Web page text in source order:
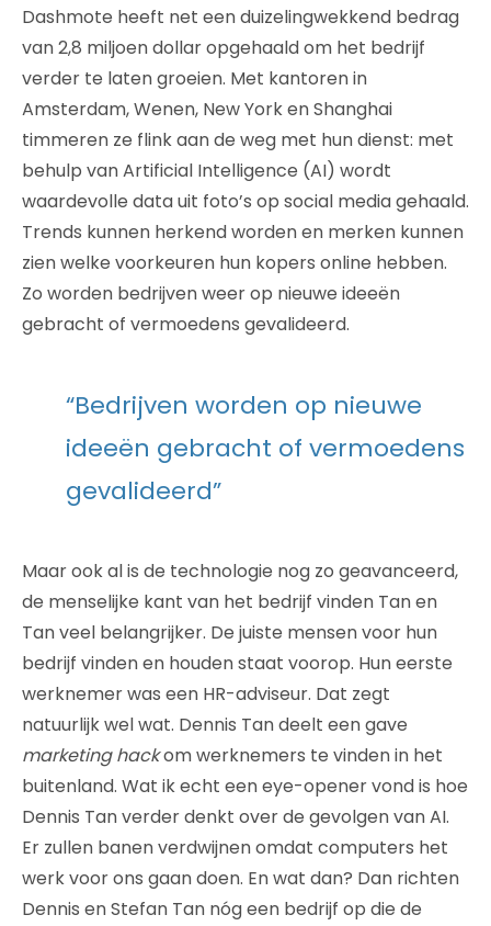
Dashmote heeft net een duizelingwekkend bedrag
van 2,8 miljoen dollar opgehaald om het bedrijf
verder te laten groeien. Met kantoren in
Amsterdam, Wenen, New York en Shanghai
timmeren ze flink aan de weg met hun dienst: met
behulp van Artificial Intelligence (AI) wordt
waardevolle data uit foto’s op social media gehaald.
Trends kunnen herkend worden en merken kunnen
zien welke voorkeuren hun kopers online hebben.
Zo worden bedrijven weer op nieuwe ideeën
gebracht of vermoedens gevalideerd.
“Bedrijven worden op nieuwe
ideeën gebracht of vermoedens
gevalideerd”
Maar ook al is de technologie nog zo geavanceerd,
de menselijke kant van het bedrijf vinden Tan en
Tan veel belangrijker. De juiste mensen voor hun
bedrijf vinden en houden staat voorop. Hun eerste
werknemer was een HR-adviseur. Dat zegt
natuurlijk wel wat. Dennis Tan deelt een gave
marketing hackom werknemers te vinden in het
buitenland. Wat ik echt een eye-opener vond is hoe
Dennis Tan verder denkt over de gevolgen van AI.
Er zullen banen verdwijnen omdat computers het
werk voor ons gaan doen. En wat dan? Dan richten
Dennis en Stefan Tan nóg een bedrijf op die de